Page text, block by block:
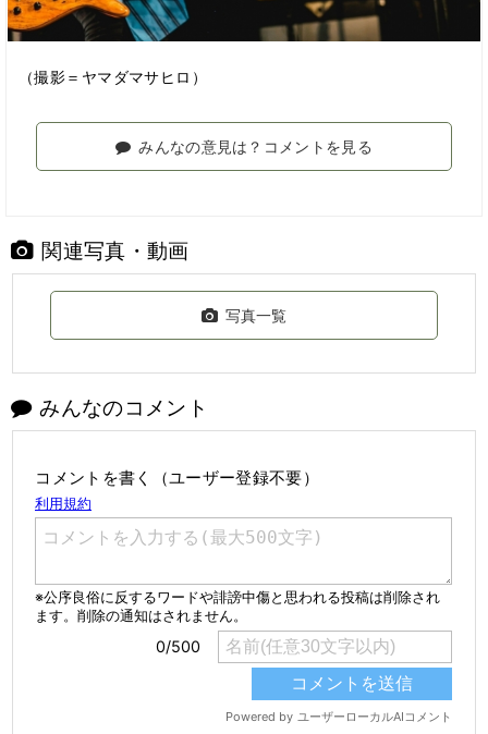
（撮影＝ヤマダマサヒロ）
みんなの意見は？コメントを見る
関連写真・動画
写真一覧
みんなのコメント
コメントを書く（ユーザー登録不要）